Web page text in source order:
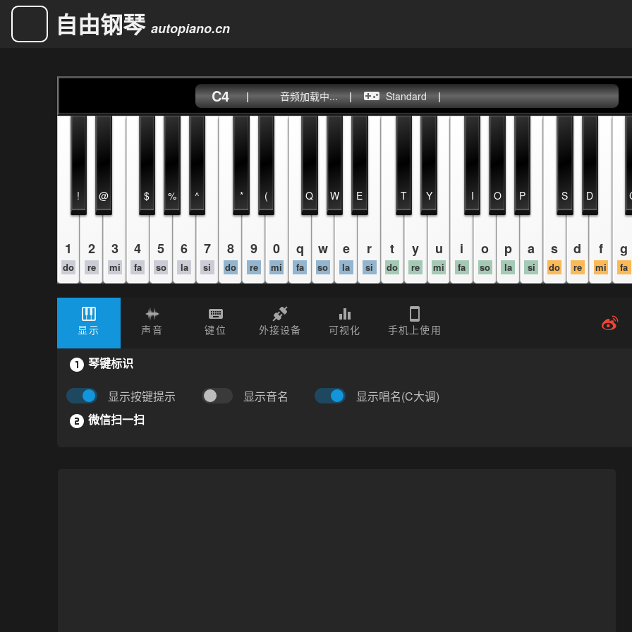
自由钢琴 autopiano.cn
C4 | 音频加载中... | Standard |
1
do
2
re
3
mi
4
fa
5
so
6
la
7
si
8
do
9
re
0
mi
q
fa
w
so
e
la
r
si
t
do
y
re
u
mi
i
fa
o
so
p
la
a
si
s
do
d
re
f
mi
g
fa
! @ $ % ^ * ( Q W E T Y I O P S D
显示 声音 键位 外接设备 可视化 手机上使用
琴键标识
显示按键提示 显示音名 显示唱名(C大调)
微信扫一扫